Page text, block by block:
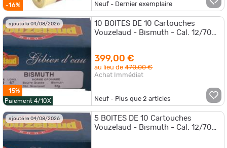
-16% Neuf - Dernier exemplaire
ajouté le 04/08/2026
-15%
Paiement 4/10X
10 BOITES DE 10 Cartouches
Vouzelaud - Bismuth - Cal. 12/70
399,00 €
au lieu de470,00 €
Achat Immédiat
Neuf - Plus que2 articles
ajouté le 04/08/2026
5 BOITES DE 10 Cartouches
Vouzelaud - Bismuth - Cal. 12/70